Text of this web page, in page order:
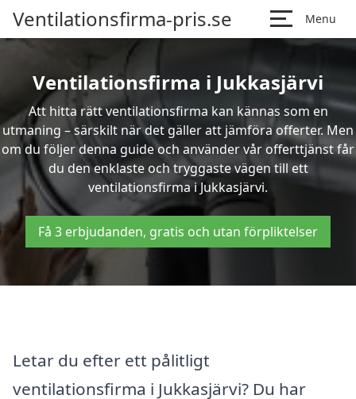
Ventilationsfirma-pris.se Menu
Ventilationsfirma i Jukkasjärvi
Att hitta rätt ventilationsfirma kan kännas som en
utmaning – särskilt när det gäller att jämföra offerter. Men
om du följer denna guide och använder vår offerttjänst får
du den enklaste och tryggaste vägen till ett
ventilationsfirma i Jukkasjärvi.
Få 3 erbjudanden, gratis och utan förpliktelser
Letar du efter ett pålitligt
ventilationsfirma i Jukkasjärvi? Du har